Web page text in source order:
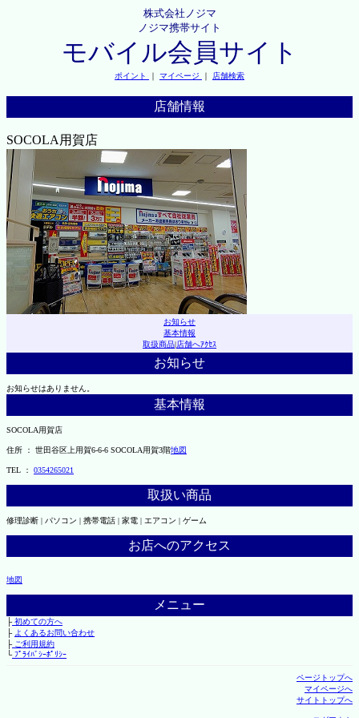
株式会社ノジマ
ノジマ携帯サイト
モバイル会員サイト
ポイント ｜ マイページ ｜ 店舗検索
店舗情報
SOCOLA用賀店
お知らせ
基本情報
取扱商品|店舗へｱｸｾｽ
お知らせ
お知らせはありません。
基本情報
SOCOLA用賀店
住所 ： 世田谷区上用賀6-6-6 SOCOLA用賀3階地図
TEL ： 0354265021
取扱い商品
修理診断 | パソコン | 携帯電話 | 家電 | エアコン | ゲーム
お店へのアクセス
地図
メニュー
├初めての方へ
├ よくあるお問い合わせ
├ご利用規約
└ﾌﾟﾗｲﾊﾞｼｰﾎﾟﾘｼｰ
ページトップへ
マイページへ
サイトトップへ